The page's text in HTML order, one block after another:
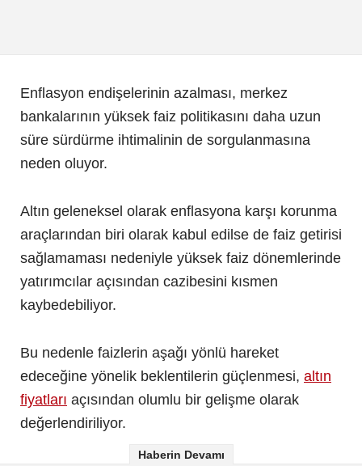
Enflasyon endişelerinin azalması, merkez
bankalarının yüksek faiz politikasını daha uzun
süre sürdürme ihtimalinin de sorgulanmasına
neden oluyor.
Altın geleneksel olarak enflasyona karşı korunma
araçlarından biri olarak kabul edilse de faiz getirisi
sağlamaması nedeniyle yüksek faiz dönemlerinde
yatırımcılar açısından cazibesini kısmen
kaybedebiliyor.
Bu nedenle faizlerin aşağı yönlü hareket
edeceğine yönelik beklentilerin güçlenmesi, altın
fiyatları açısından olumlu bir gelişme olarak
değerlendiriliyor.
Haberin Devamı